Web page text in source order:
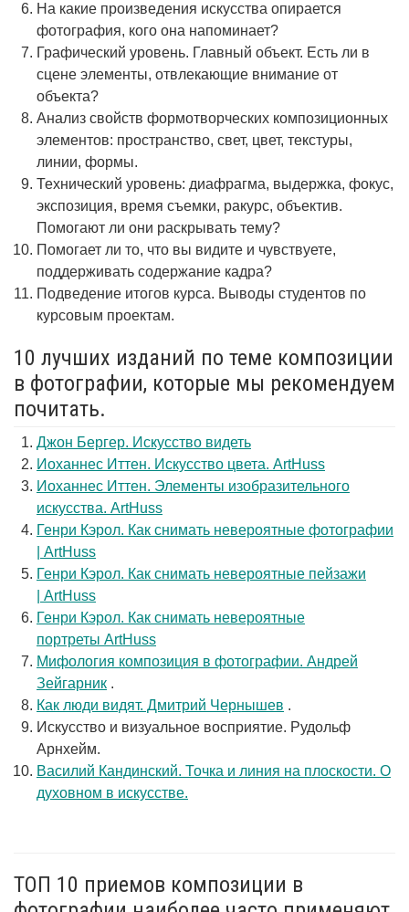
На какие произведения искусства опирается
фотография, кого она напоминает?
Графический уровень. Главный объект. Есть ли в
сцене элементы, отвлекающие внимание от
объекта?
Анализ свойств формотворческих композиционных
элементов: пространство, свет, цвет, текстуры,
линии, формы.
Технический уровень: диафрагма, выдержка, фокус,
экспозиция, время съемки, ракурс, объектив.
Помогают ли они раскрывать тему?
Помогает ли то, что вы видите и чувствуете,
поддерживать содержание кадра?
Подведение итогов курса. Выводы студентов по
курсовым проектам.
10 лучших изданий по теме композиции
в фотографии, которые мы рекомендуем
почитать.
Джон Бергер. Искусство видеть
Иоханнес Иттен. Искусство цвета. ArtHuss
Иоханнес Иттен. Элементы изобразительного
искусства. ArtHuss
Генри Кэрол. Как снимать невероятные фотографии
| ArtHuss
Генри Кэрол. Как снимать невероятные пейзажи
| ArtHuss
Генри Кэрол. Как снимать невероятные
портреты ArtHuss
Мифология композиция в фотографии. Андрей
Зейгарник .
Как люди видят. Дмитрий Чернышев .
Искусство и визуальное восприятие. Рудольф
Арнхейм.
Василий Кандинский. Точка и линия на плоскости. О
духовном в искусстве.
ТОП 10 приемов композиции в